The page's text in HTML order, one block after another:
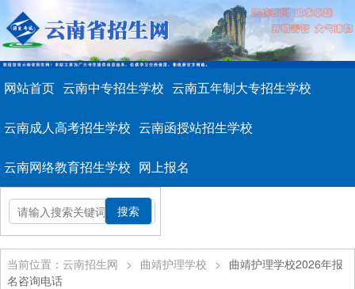
网站首页 云南中专招生学校 云南五年制大专招生学校
云南成人高考招生学校 云南函授站招生学校
云南网络教育招生学校 网上报名
当前位置：云南招生网 > 曲靖护理学校 > 曲靖护理学校2026年报
名咨询电话